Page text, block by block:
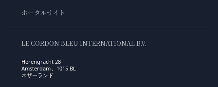
ポータルサイト
LE CORDON BLEU INTERNATIONAL B.V.
Herengracht 28
Amsterdam , 1015 BL
ネザーランド